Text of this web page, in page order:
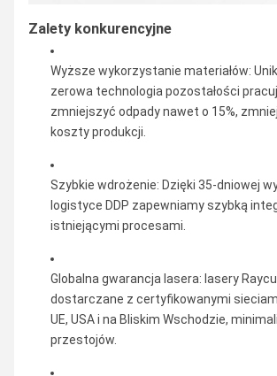
Zalety konkurencyjne
Wyższe wykorzystanie materiałów:
zerowa technologia pozostałości
zmniejszyć odpady nawet o 15%,
koszty produkcji.
Szybkie wdrożenie: Dzięki 35-dniowej
logistyce DDP zapewniamy szybką
istniejącymi procesami.
Globalna gwarancja lasera: lasery
dostarczane z certyfikowanymi
UE, USA i na Bliskim Wschodzie,
przestojów.